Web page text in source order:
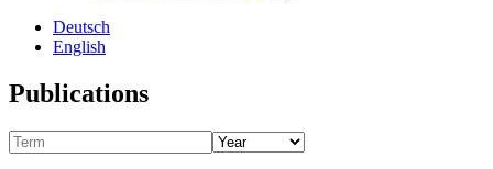
Deutsch
English
Publications